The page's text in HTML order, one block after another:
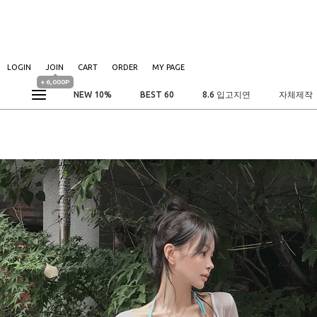
LOGIN JOIN
+ 6,000P
CART ORDER MY PAGE
NEW 10% BEST 60 8.6 입고지연 자체제작